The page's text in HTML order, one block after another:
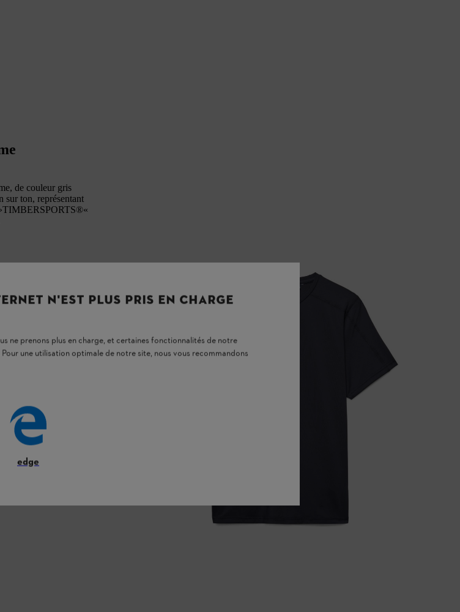
de couleur gris
sur ton, représentant
N'EST PLUS PRIS EN CHARGE
ne prenons plus en charge, et certaines fonctionnalités de notre
une utilisation optimale de notre site, nous vous recommandons
edge